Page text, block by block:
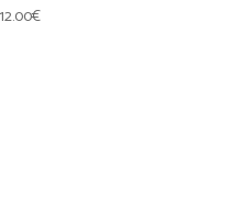
12.00€